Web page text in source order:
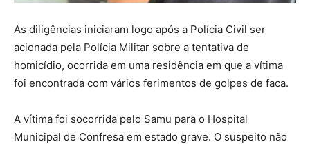
As diligências iniciaram logo após a Polícia Civil ser
acionada pela Polícia Militar sobre a tentativa de
homicídio, ocorrida em uma residência em que a vítima
foi encontrada com vários ferimentos de golpes de faca.
A vítima foi socorrida pelo Samu para o Hospital
Municipal de Confresa em estado grave. O suspeito não